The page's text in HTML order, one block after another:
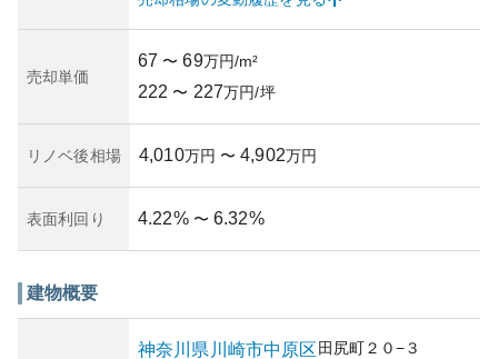
る必要があります。
されている管理体制が整っています。オーナーや住民の手
厚い管理体制は、価値の維持や安全性を高めるための重要
売却単価
67 〜 69万円/m²
222 〜 227万円/坪
リノベ後相場 4,010万円 〜 4,902万円
表面利回り 4.22% 〜 6.32%
建物概要
神奈川県 川崎市中原区 田尻町２０−３